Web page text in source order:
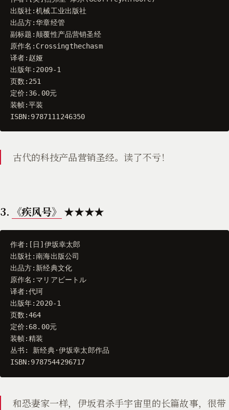
出版社 :机械工业出版社
出品方:华章经管
副标题 :颠覆性产品营销圣经
原作名 : Crossingthechasm
译者: 赵娅
出版年: 2009-1
页数 : 251
定价 : 36.00元
装帧:平装
ISBN: 9787111246350
古代的科技产品营销圣经。读了不亏！
3. 《疾风号》 ★★★★
作者:[ 日 ] 伊坂幸太郎
出版社 :南海出版公司
出品方: 新经典文化
原作名 : マリアビートル
译者:代珂
出版年: 2020-1
页数 :464
定价 : 68.00元
装帧:精装
丛书 : 新经典·伊坂幸太郎作品
ISBN: 9787544296717
和恐妻家一样，伊坂君杀手宇宙里的长篇故事，很带